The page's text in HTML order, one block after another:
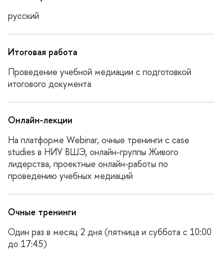
русский
Итоговая работа
Проведение учебной медиации с подготовкой
итогового документа
Онлайн-лекции
На платформе Webinar, очные тренинги с case
studies в НИУ ВШЭ, онлайн-группы Живого
лидерства, проектные онлайн-работы по
проведению учебных медиаций
Очные тренинги
Один раз в месяц 2 дня (пятница и суббота с 10:00
до 17:45)